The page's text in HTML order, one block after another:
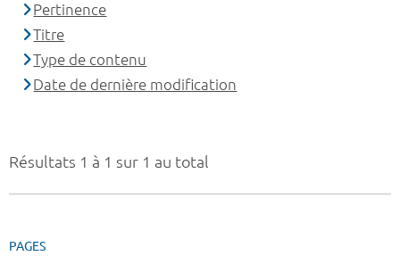
Résultats 1 à 1 sur 1 au total
PAGES
Pertinence
Titre
Type de contenu
Date de dernière modification